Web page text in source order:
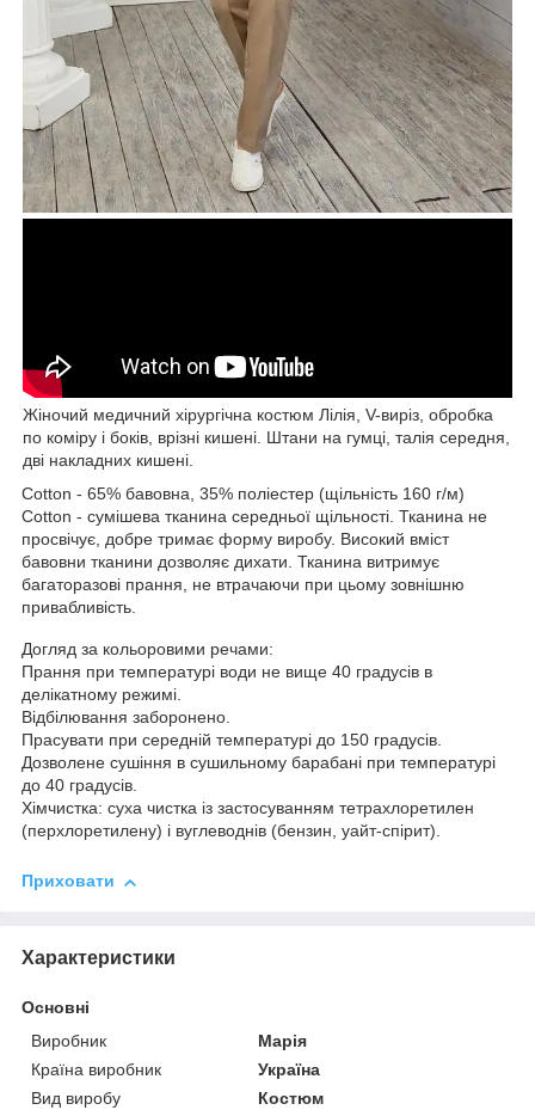
Жіночий медичний хірургічна костюм Лілія, V-виріз, обробка
по коміру і боків, врізні кишені. Штани на гумці, талія середня,
дві накладних кишені.
Cotton - 65% бавовна, 35% поліестер (щільність 160 г/м)
Cotton - сумішева тканина середньої щільності. Тканина не
просвічує, добре тримає форму виробу. Високий вміст
бавовни тканини дозволяє дихати. Тканина витримує
багаторазові прання, не втрачаючи при цьому зовнішню
привабливість.
Догляд за кольоровими речами:
Прання при температурі води не вище 40 градусів в
делікатному режимі.
Відбілювання заборонено.
Прасувати при середній температурі до 150 градусів.
Дозволене сушіння в сушильному барабані при температурі
до 40 градусів.
Хімчистка: суха чистка із застосуванням тетрахлоретилен
(перхлоретилену) і вуглеводнів (бензин, уайт-спірит).
Приховати
Характеристики
Основні
Виробник
Марія
Країна виробник
Україна
Вид виробу
Костюм